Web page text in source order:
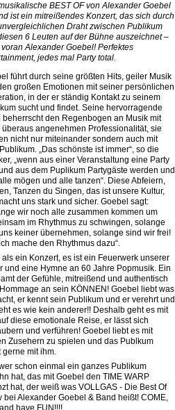
BEST OF von Alexander Goebel
ist ein mitreißendes Konzert, das sich durch
Draht zwischen Publikum
6 Leuten auf der Bühne auszeichnet –
Alexander Goebel! Perfektes
jedes mal Party total.
führt durch seine größten Hits, geiler Musik
großen Emotionen mit seiner persönlichen
in der er ständig Kontakt zu seinem
sucht und findet. Seine hervorragende
beherrscht den Regenbogen an Musik mit
überaus angenehmen Professionalität, sie
nicht nur miteinander sondern auch mit
„Das schönste ist immer“, so die
„wenn aus einer Veranstaltung eine Party
aus dem Puplikum Partygäste werden und
mögen und alle tanzen“. Diese Abfeiern,
Tanzen du Singen, das ist unsere Kultur,
uns stark und sicher. Goebel sagt:
wir noch alle zusammen kommen um
im Rhythmus zu schwingen, solange
keiner übernehmen, solange sind wir frei!
mache den Rhythmus dazu“.
als ein Konzert, es ist ein Feuerwerk unserer
und eine Hymne an 60 Jahre Popmusik. Ein
der Gefühle, mitreißend und authentisch
an sein KÖNNEN! Goebel liebt was
er kennt sein Publikum und er verehrt und
es wie kein anderer!! Deshalb geht es mit
diese emotionale Reise, er lässt sich
und verführen! Goebel liebt es mit
Zusehern zu spielen und das Publkum
gerne mit ihm.
schon einmal ein ganzes Publikum
hat, das mit Goebel den TIME WARP
hat, der weiß was VOLLGAS - Die Best Of
bei Alexander Goebel & Band heißt! COME,
have FUN!!!!